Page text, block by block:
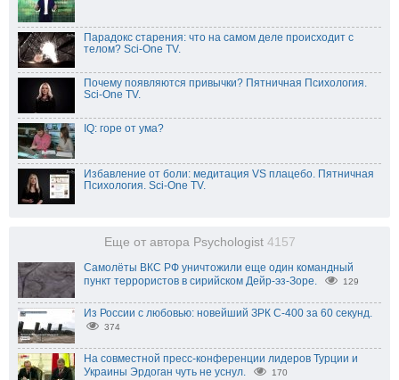
Парадокс старения: что на самом деле происходит с
телом? Sci-One TV.
Почему появляются привычки? Пятничная Психология.
Sci-One TV.
IQ: горе от ума?
Избавление от боли: медитация VS плацебо. Пятничная
Психология. Sci-One TV.
Еще от автора Psychologist 4157
Самолёты ВКС РФ уничтожили еще один командный
пункт террористов в сирийском Дейр-эз-Зоре.
129
Из России с любовью: новейший ЗРК С-400 за 60 секунд.
374
На совместной пресс-конференции лидеров Турции и
Украины Эрдоган чуть не уснул.
170